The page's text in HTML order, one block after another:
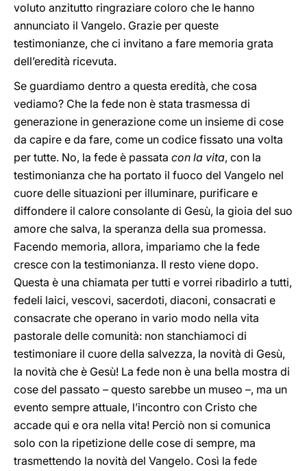
voluto anzitutto ringraziare coloro che le hanno
annunciato il Vangelo. Grazie per queste
testimonianze, che ci invitano a fare memoria grata
dell’eredità ricevuta.
Se guardiamo dentro a questa eredità, che cosa
vediamo? Che la fede non è stata trasmessa di
generazione in generazione come un insieme di cose
da capire e da fare, come un codice fissato una volta
per tutte. No, la fede è passata con la vita, con la
testimonianza che ha portato il fuoco del Vangelo nel
cuore delle situazioni per illuminare, purificare e
diffondere il calore consolante di Gesù, la gioia del suo
amore che salva, la speranza della sua promessa.
Facendo memoria, allora, impariamo che la fede
cresce con la testimonianza. Il resto viene dopo.
Questa è una chiamata per tutti e vorrei ribadirlo a tutti,
fedeli laici, vescovi, sacerdoti, diaconi, consacrati e
consacrate che operano in vario modo nella vita
pastorale delle comunità: non stanchiamoci di
testimoniare il cuore della salvezza, la novità di Gesù,
la novità che è Gesù! La fede non è una bella mostra di
cose del passato – questo sarebbe un museo –, ma un
evento sempre attuale, l’incontro con Cristo che
accade qui e ora nella vita! Perciò non si comunica
solo con la ripetizione delle cose di sempre, ma
trasmettendo la novità del Vangelo. Così la fede